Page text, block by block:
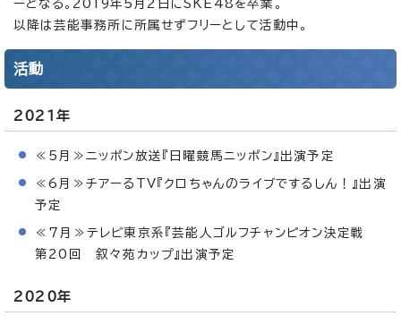
ーとなる。2019年5月2日にSKE48を卒業。
以降は芸能事務所に所属せずフリーとして活動中。
活動
2021年
≪5月≫ニッポン放送『日曜競馬ニッポン』出演予定
≪6月≫チアーるTV『クロちゃんのライブでするしん！』出演
予定
≪7月≫テレビ東京系『芸能人ゴルフチャンピオン決定戦
第20回 叙々苑カップ』出演予定
2020年